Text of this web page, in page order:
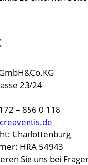
23/24
– 856 0 118
Charlottenburg
HRA 54943
Sie uns bei